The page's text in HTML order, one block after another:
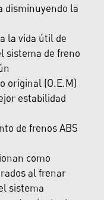
disminuyendo la
la vida útil de
sistema de freno
original (O.E.M)
estabilidad
de frenos ABS
como
al frenar
sistema